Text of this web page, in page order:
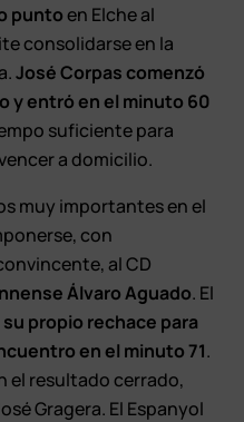
puntoen Elche al
consolidarse en la
José Corpas comenzó
y entró en el minuto 60
suficiente para
a domicilio.
muy importantes en el
con
al CD
Álvaro Aguado. El
propio rechace para
en el minuto 71.
el resultado cerrado,
Gragera. El Espanyol